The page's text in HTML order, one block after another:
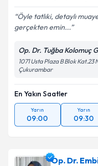
Öyle tatlıki, detaylı
gerçekten emin...
Op. Dr. Tuğba Kolomuç
1071 Usta Plaza B Blok Kat.23
Çukurambar
En Yakın Saatler
Yarın
09:00
Yarın
09:30
Op. Dr.